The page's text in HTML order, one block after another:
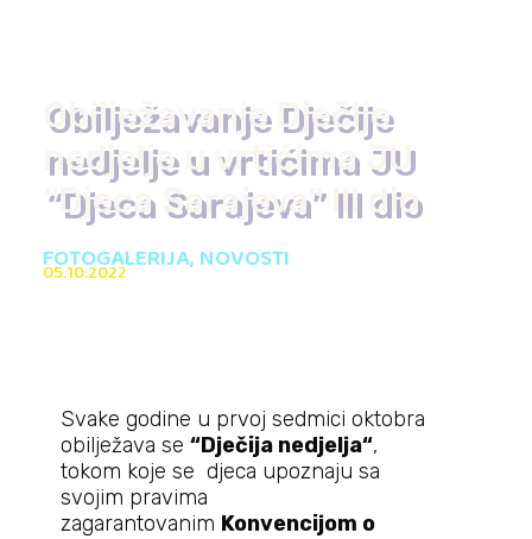
Obilježavanje Dječije
nedjelje u vrtićima JU
“Djeca Sarajeva” III dio
FOTOGALERIJA,NOVOSTI
05.10.2022
Svake godine u prvoj sedmici oktobra
obilježava se “Dječija nedjelja“,
tokom koje se djeca upoznaju sa
svojim pravima
zagarantovanim Konvencijom o